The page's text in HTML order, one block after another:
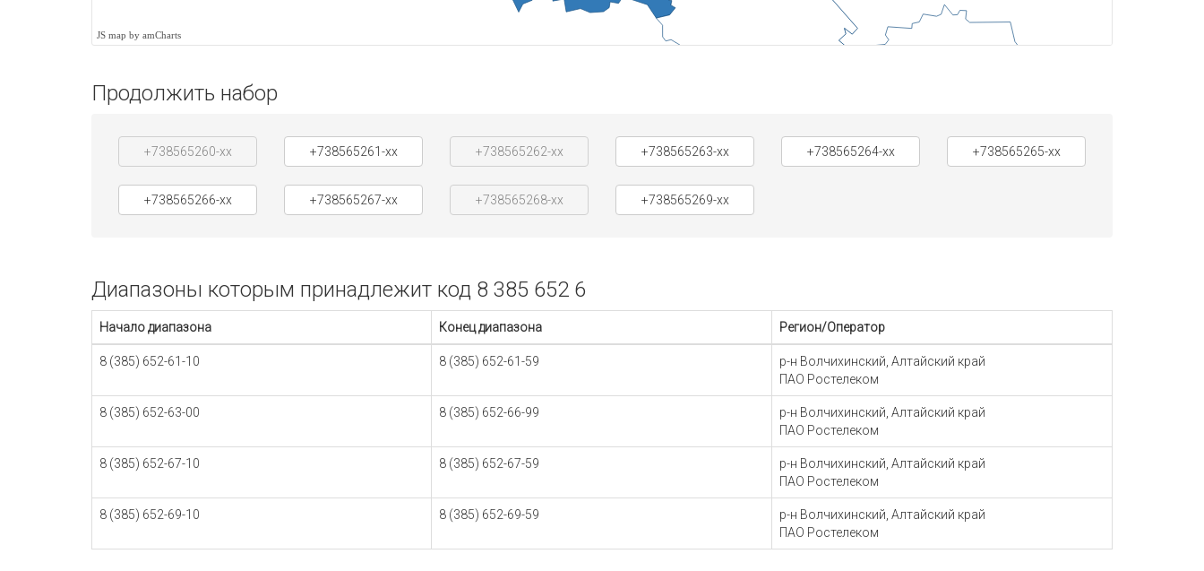
JS map by amCharts
Продолжить набор
+738565260-xx +738565261-xx +738565262-xx +738565263-xx +738565264-xx +738565265-xx
+738565266-xx +738565267-xx +738565268-xx +738565269-xx
Диапазоны которым принадлежит код 8 385 652 6
Начало диапазона Конец диапазона Регион/Оператор
8 (385) 652-61-10 8 (385) 652-61-59
р-н Волчихинский, Алтайский край
ПАО Ростелеком
8 (385) 652-63-00 8 (385) 652-66-99
р-н Волчихинский, Алтайский край
ПАО Ростелеком
8 (385) 652-67-10 8 (385) 652-67-59
р-н Волчихинский, Алтайский край
ПАО Ростелеком
8 (385) 652-69-10 8 (385) 652-69-59
р-н Волчихинский, Алтайский край
ПАО Ростелеком